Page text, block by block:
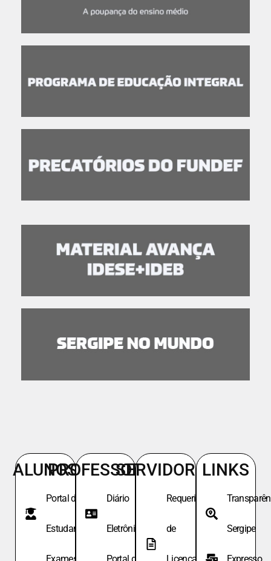
ALUNOS
Portal do
Estudante
Exames de
PROFESSORES
Diário
Eletrônico
Portal do
SERVIDORES
Requeri.
de
Licença
LINKS
Sergipe
Expresso